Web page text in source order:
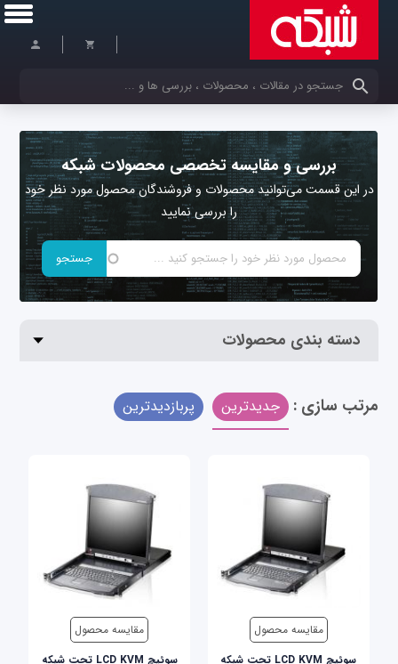
کلمات کلیدی خود را وارد کنید
بررسی و مقایسه تخصصی محصولات شبکه
در این قسمت می‌توانید محصولات و فروشندگان محصول مورد نظر خود
را بررسی نمایید
دسته بندی محصولات
مرتب سازی : جدیدترین پربازدیدترین
مقایسه محصول
سوئيچ LCD KVM تحت شبکه
مقایسه محصول
سوئيچ LCD KVM تحت شبکه